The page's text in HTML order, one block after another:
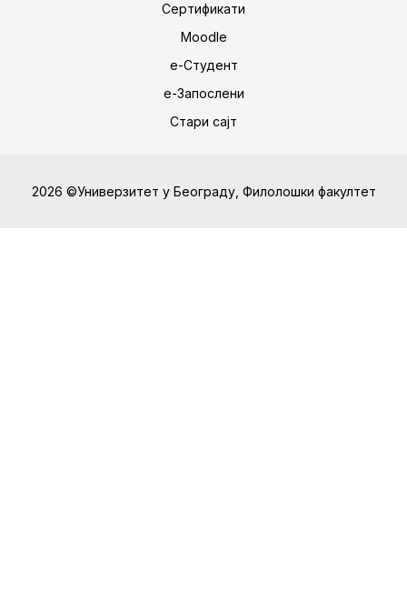
Сертификати
Moodle
е-Студент
е-Запослени
Стари сајт
2026 ©Универзитет у Београду, Филолошки факултет